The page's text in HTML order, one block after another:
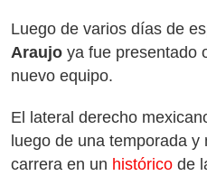
Luego de varios días de
Araujo ya fue presentado
nuevo equipo.
El lateral derecho
luego de una temporada
carrera en un histórico de